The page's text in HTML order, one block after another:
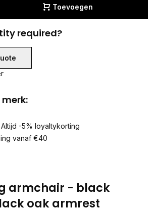
Toevoegen
required?
-5% loyaltykorting
vanaf €40
armchair - black
oak armrest